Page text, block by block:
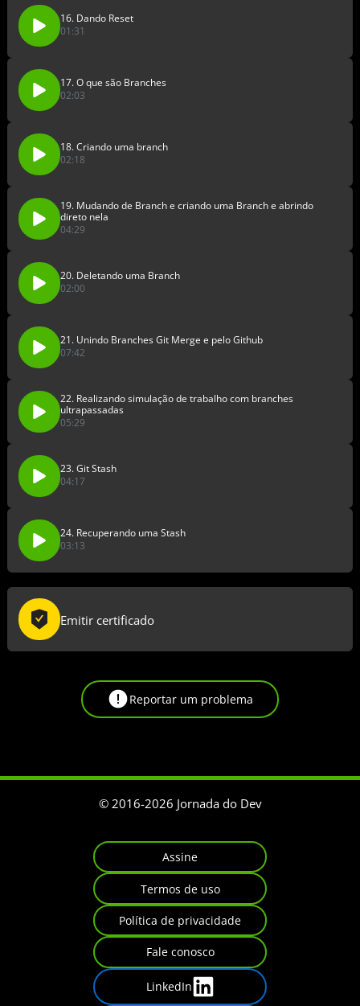
16. Dando Reset
01:31
17. O que são Branches
02:03
18. Criando uma branch
02:18
19. Mudando de Branch e criando uma Branch e abrindo
direto nela
04:29
20. Deletando uma Branch
02:00
21. Unindo Branches Git Merge e pelo Github
07:42
22. Realizando simulação de trabalho com branches
ultrapassadas
05:29
23. Git Stash
04:17
24. Recuperando uma Stash
03:13
Emitir certificado
Reportar um problema
© 2016-2026 Jornada do Dev
Assine
Termos de uso
Política de privacidade
Fale conosco
LinkedIn